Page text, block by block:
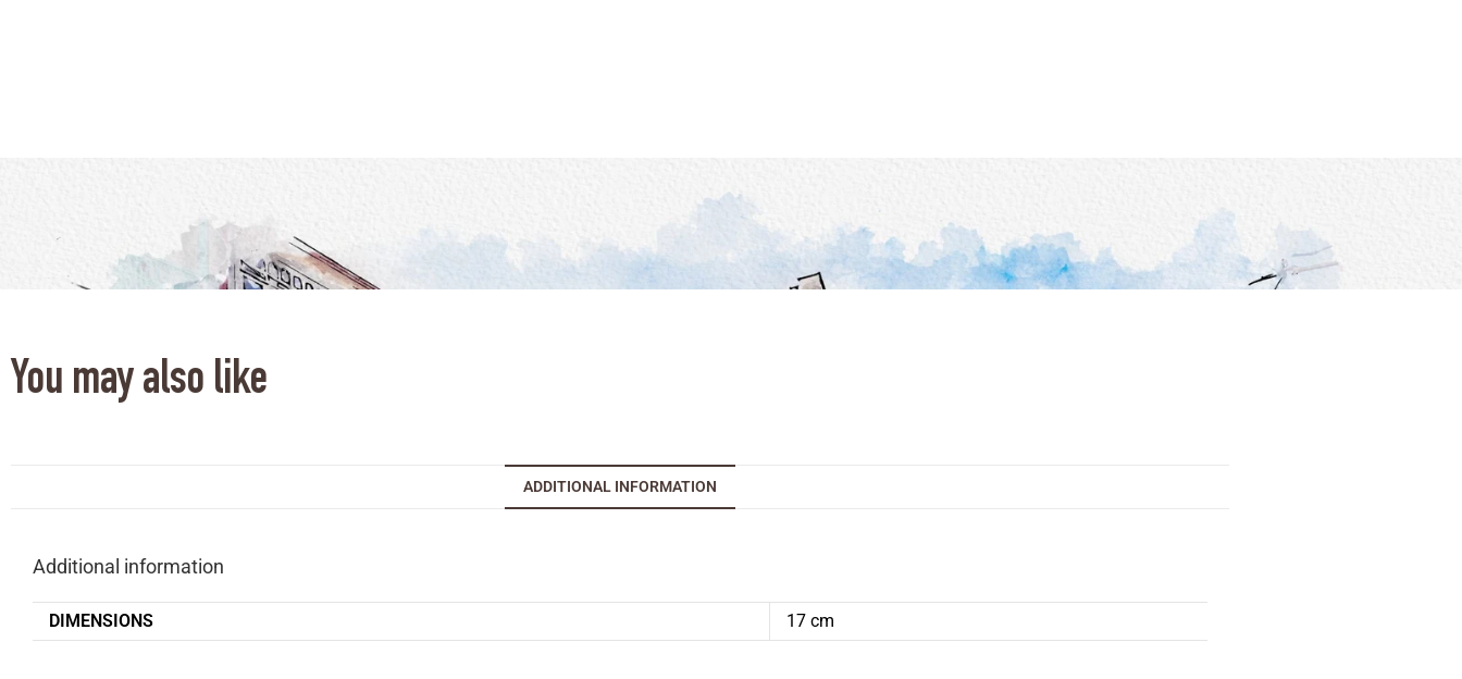
You may also like
ADDITIONAL INFORMATION
Additional information
DIMENSIONS 17 cm